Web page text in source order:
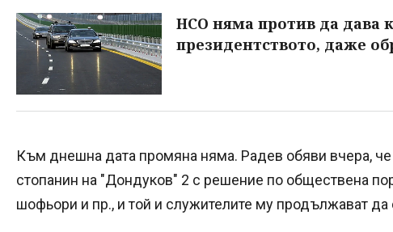
НСО няма против да дава
президентството, даже
Към днешна дата промяна няма. Радев обяви вчера,
стопанин на "Дондуков" 2 с решение по обществена
шофьори и пр., и той и служителите му продължават да